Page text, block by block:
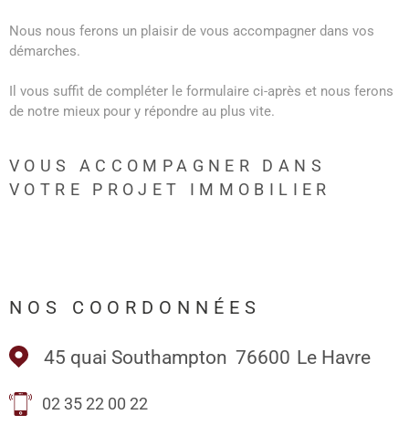
Nous nous ferons un plaisir de vous accompagner dans vos
démarches.
Il vous suffit de compléter le formulaire ci-après et nous ferons
de notre mieux pour y répondre au plus vite.
VOUS ACCOMPAGNER DANS
VOTRE PROJET IMMOBILIER
NOS COORDONNÉES
45 quai Southampton 76600 Le Havre
02 35 22 00 22